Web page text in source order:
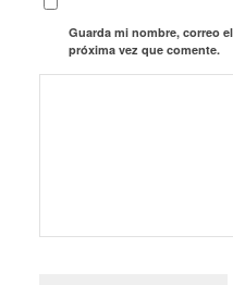
Guarda mi nombre, correo
próxima vez que comente.